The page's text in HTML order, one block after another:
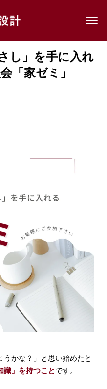
後悔しない「ものさし」を手に
し」を手に入れ
「家ゼミ」
うかな？」と思い始めたと
識」を持つことです。